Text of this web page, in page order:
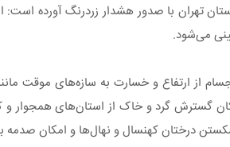
می‌شود.
از ارتفاع و خسارت به سازه‌های موقت
گسترش گرد و خاک از استان‌های همجوار
درختان کهنسال و نهال‌ها و امکان صدمه